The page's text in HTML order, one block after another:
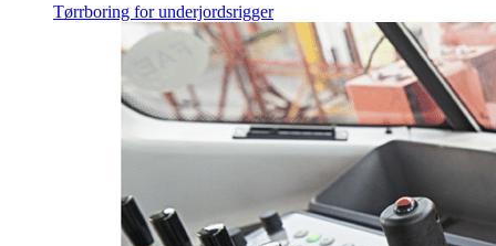
Tørrboring for underjordsrigger